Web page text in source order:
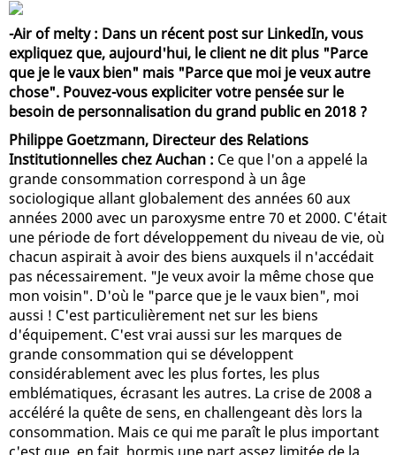
-Air of melty : Dans un récent post sur LinkedIn, vous
expliquez que, aujourd'hui, le client ne dit plus "Parce
que je le vaux bien" mais "Parce que moi je veux autre
chose". Pouvez-vous expliciter votre pensée sur le
besoin de personnalisation du grand public en 2018 ?
Philippe Goetzmann, Directeur des Relations
Institutionnelles chez Auchan : Ce que l'on a appelé la
grande consommation correspond à un âge
sociologique allant globalement des années 60 aux
années 2000 avec un paroxysme entre 70 et 2000. C'était
une période de fort développement du niveau de vie, où
chacun aspirait à avoir des biens auxquels il n'accédait
pas nécessairement. "Je veux avoir la même chose que
mon voisin". D'où le "parce que je le vaux bien", moi
aussi ! C'est particulièrement net sur les biens
d'équipement. C'est vrai aussi sur les marques de
grande consommation qui se développent
considérablement avec les plus fortes, les plus
emblématiques, écrasant les autres. La crise de 2008 a
accéléré la quête de sens, en challengeant dès lors la
consommation. Mais ce qui me paraît le plus important